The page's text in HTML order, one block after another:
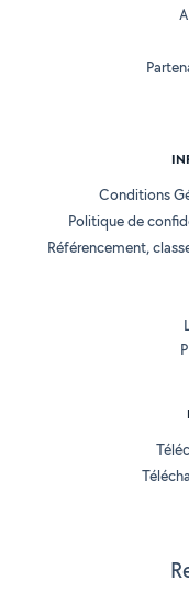
Conditions
Politique de
Référencement,